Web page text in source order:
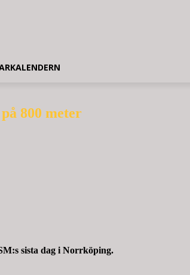
800 meter
sista dag i Norrköping.